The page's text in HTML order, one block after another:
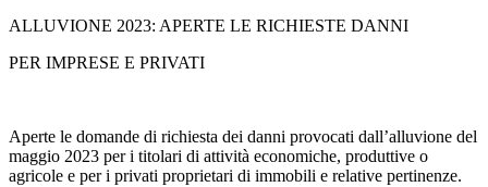
ALLUVIONE 2023: APERTE LE RICHIESTE DANNI
PER IMPRESE E PRIVATI
Aperte le domande di richiesta dei danni provocati dall’alluvione del
maggio 2023 per i titolari di attività economiche, produttive o
agricole e per i privati proprietari di immobili e relative pertinenze.